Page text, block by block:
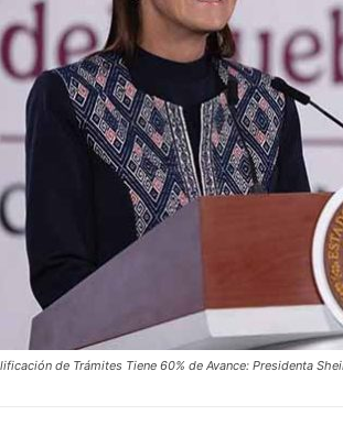
de Trámites Tiene 60% de Avance: Presidenta